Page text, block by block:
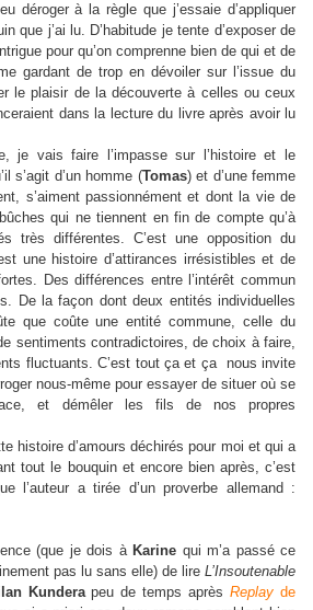
déroger à la règle que j’essaie d’appliquer
que j’ai lu. D’habitude je tente d’exposer de
pour qu’on comprenne bien de qui et de
gardant de trop en dévoiler sur l’issue du
le plaisir de la découverte à celles ou ceux
dans la lecture du livre après avoir lu
je vais faire l’impasse sur l’histoire et le
s’agit d’un homme (Tomas) et d’une femme
s’aiment passionnément et dont la vie de
qui ne tiennent en fin de compte qu’à
très différentes. C’est une opposition du
une histoire d’attirances irrésistibles et de
Des différences entre l’intérêt commun
De la façon dont deux entités individuelles
que coûte une entité commune, celle du
sentiments contradictoires, de choix à faire,
fluctuants. C’est tout ça et ça nous invite
nous-même pour essayer de situer où se
et démêler les fils de nos propres
histoire d’amours déchirés pour moi et qui a
tout le bouquin et encore bien après, c’est
l’auteur a tirée d’un proverbe allemand :
(que je dois à Karine qui m’a passé ce
pas lu sans elle) de lire L’Insoutenable
Kunderapeu de temps aprèsReplay de